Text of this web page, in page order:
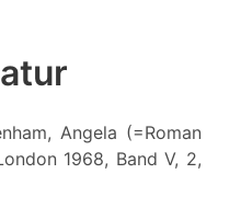
Angela (=Roman
1968, Band V, 2,